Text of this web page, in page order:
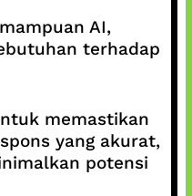
AI,
terhadap
memastikan
yang akurat,
potensi